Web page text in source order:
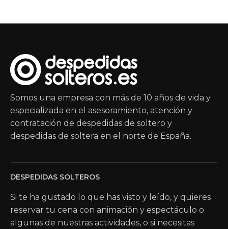
Somos una empresa con más de 10 años de vida y
especializada en el asesoramiento, atención y
contratación de despedidas de soltero y
despedidas de soltera en el norte de España.
DESPEDIDAS SOLTEROS
Si te ha gustado lo que has visto y leído, y quieres
reservar tu cena con animación y espectáculo o
algunas de nuestras actividades, o si necesitas